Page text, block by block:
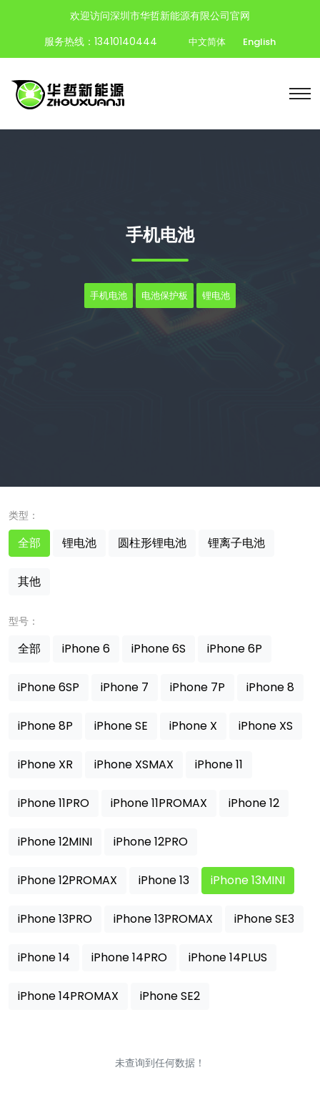
欢迎访问深圳市华哲新能源有限公司官网
服务热线：13410140444
中文简体 English
手机电池
手机电池 电池保护板 锂电池
类型：
全部 锂电池 圆柱形锂电池 锂离子电池
其他
型号：
全部 iPhone 6 iPhone 6S iPhone 6P
iPhone 6SP iPhone 7 iPhone 7P iPhone 8
iPhone 8P iPhone SE iPhone X iPhone XS
iPhone XR iPhone XSMAX iPhone 11
iPhone 11PRO iPhone 11PROMAX iPhone 12
iPhone 12MINI iPhone 12PRO
iPhone 12PROMAX iPhone 13 iPhone 13MINI
iPhone 13PRO iPhone 13PROMAX iPhone SE3
iPhone 14 iPhone 14PRO iPhone 14PLUS
iPhone 14PROMAX iPhone SE2
未查询到任何数据！